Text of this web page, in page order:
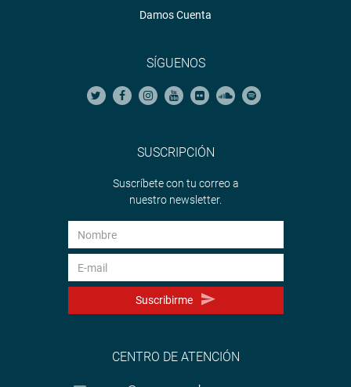
Damos Cuenta
SÍGUENOS
SUSCRIPCIÓN
Suscríbete con tu correo a
nuestro newsletter.
Suscribirme
CENTRO DE ATENCIÓN